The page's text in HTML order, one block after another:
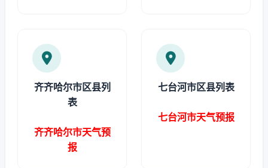
齐齐哈尔市区县列
表
齐齐哈尔市天气预
报
七台河市区县列表
七台河市天气预报